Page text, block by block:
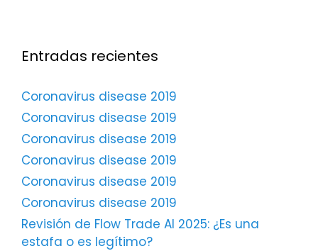
Entradas recientes
Coronavirus disease 2019
Coronavirus disease 2019
Coronavirus disease 2019
Coronavirus disease 2019
Coronavirus disease 2019
Coronavirus disease 2019
Revisión de Flow Trade AI 2025: ¿Es una
estafa o es legítimo?